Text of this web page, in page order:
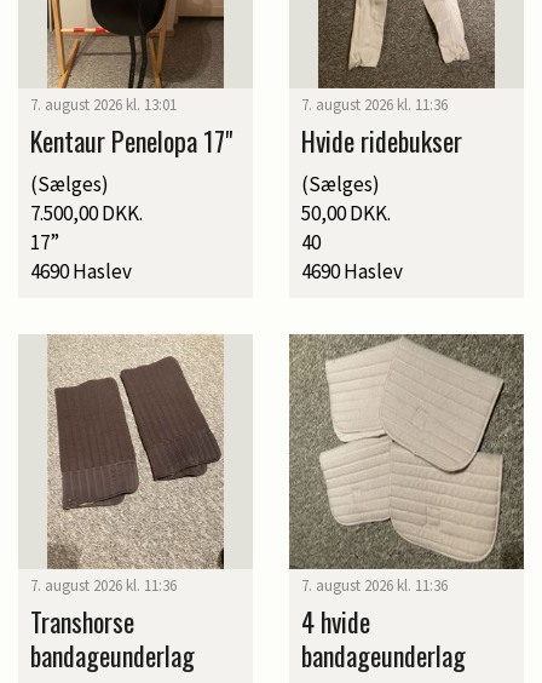
7. august 2026 kl. 13:01
Kentaur Penelopa 17"
(Sælges)
7.500,00 DKK.
17”
4690 Haslev
7. august 2026 kl. 11:36
Hvide ridebukser
(Sælges)
50,00 DKK.
40
4690 Haslev
7. august 2026 kl. 11:36
Transhorse
bandageunderlag
7. august 2026 kl. 11:36
4 hvide
bandageunderlag